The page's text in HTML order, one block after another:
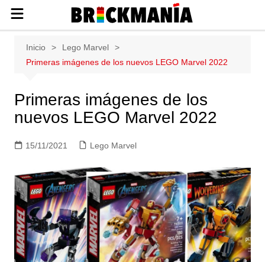
sobre las construcciones LEGO: Star
Wars, Harry Potter, City, Friends, Technic,
Inicio
Lego Marvel
Primeras imágenes de los nuevos LEGO Marvel 2022
Primeras imágenes de los
nuevos LEGO Marvel 2022
15/11/2021 Lego Marvel